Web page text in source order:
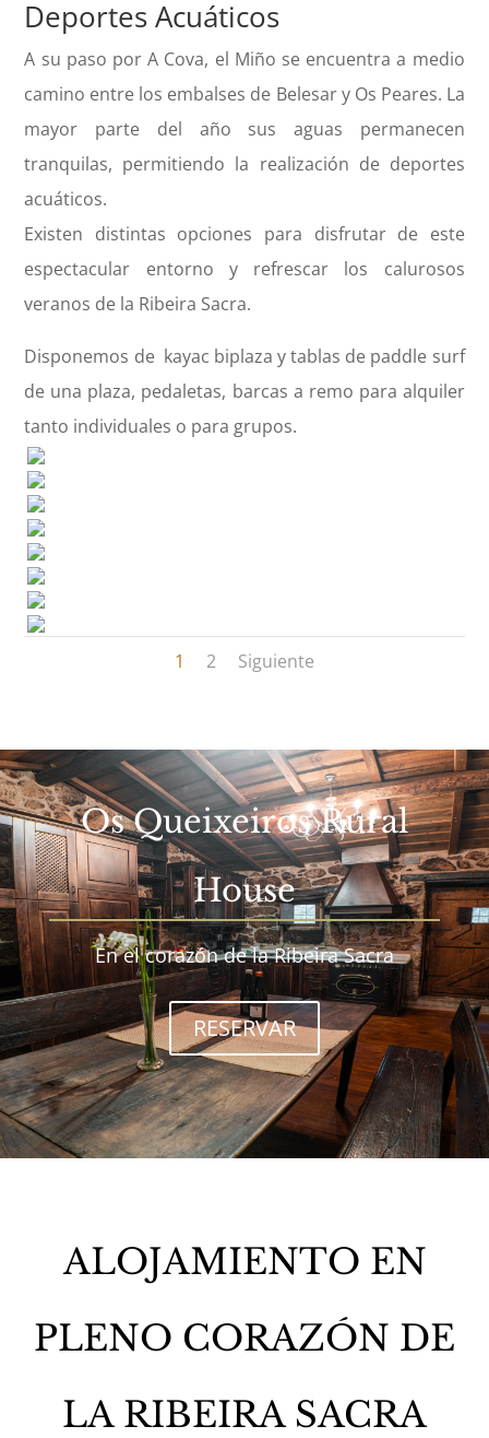
Deportes Acuáticos
A su paso por A Cova, el Miño se encuentra a medio
camino entre los embalses de Belesar y Os Peares. La
mayor parte del año sus aguas permanecen
tranquilas, permitiendo la realización de deportes
acuáticos.
Existen distintas opciones para disfrutar de este
espectacular entorno y refrescar los calurosos
veranos de la Ribeira Sacra.
Disponemos de kayac biplaza y tablas de paddle surf
de una plaza, pedaletas, barcas a remo para alquiler
tanto individuales o para grupos.
1 2 Siguiente
Os Queixeiros Rural
House
En el corazón de la Ribeira Sacra
RESERVAR
ALOJAMIENTO EN
PLENO CORAZÓN DE
LA RIBEIRA SACRA